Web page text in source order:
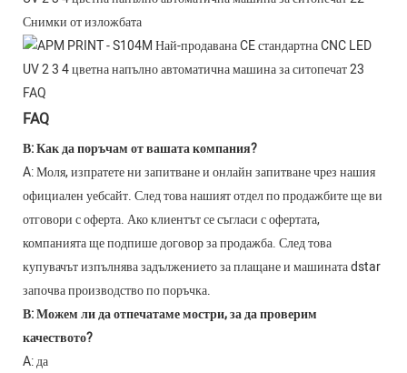
Снимки от изложбата
FAQ
FAQ
В: Как да поръчам от вашата компания?
A: Моля, изпратете ни запитване и онлайн запитване чрез нашия
официален уебсайт. След това нашият отдел по продажбите ще ви
отговори с оферта. Ако клиентът се съгласи с офертата,
компанията ще подпише договор за продажба. След това
купувачът изпълнява задължението за плащане и машината dstar
започва производство по поръчка.
В: Можем ли да отпечатаме мостри, за да проверим
качеството?
A: да